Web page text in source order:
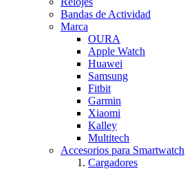
Bandas de Actividad
Marca
OURA
Apple Watch
Huawei
Samsung
Fitbit
Garmin
Xiaomi
Kalley
Multitech
Accesorios para Smartwatch
Cargadores